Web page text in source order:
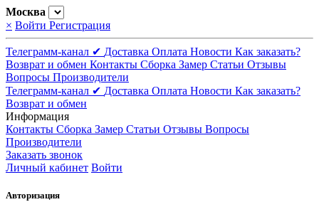
Москва
× Войти Регистрация
Телеграмм-канал ✔ Доставка Оплата Новости Как заказать?
Возврат и обмен Контакты Сборка Замер Статьи Отзывы
Вопросы Производители
Телеграмм-канал ✔ Доставка Оплата Новости Как заказать?
Возврат и обмен
Информация
Контакты Сборка Замер Статьи Отзывы Вопросы
Производители
Заказать звонок
Личный кабинет Войти
Авторизация